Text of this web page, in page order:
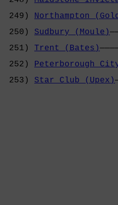
249) Northampton
250) Sudbury (Moule)
251)
Trent (Bates)
252) Peterborough
253) Star Club (Upex)